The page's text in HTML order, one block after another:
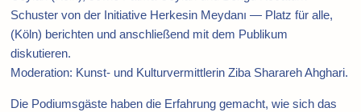
Schuster von der Initiative Herkesin Meydanı — Platz für alle,
(Köln) berichten und anschließend mit dem Publikum
diskutieren.
Moderation: Kunst- und Kulturvermittlerin Ziba Sharareh Ahghari.
Die Podiumsgäste haben die Erfahrung gemacht, wie sich das